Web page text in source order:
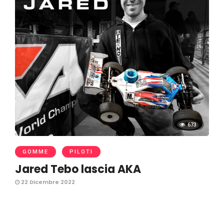
673
GOMME PILOTI
Jared Tebo lascia AKA
22 Dicembre 2022